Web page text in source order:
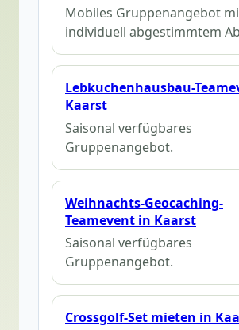
Mobiles Gruppenangebot
individuell abgestimmtem
Lebkuchenhausbau-
Kaarst
Saisonal verfügbares
Gruppenangebot.
Weihnachts-Geocaching-
Teamevent in Kaarst
Saisonal verfügbares
Gruppenangebot.
Crossgolf-Set mieten in